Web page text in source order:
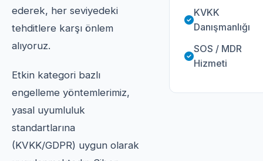
ederek, her seviyedeki
tehditlere karşı önlem
alıyoruz.
Etkin kategori bazlı
engelleme yöntemlerimiz,
yasal uyumluluk
standartlarına
(KVKK/GDPR) uygun olarak
KVKK
Danışmanlığı
SOS / MDR
Hizmeti